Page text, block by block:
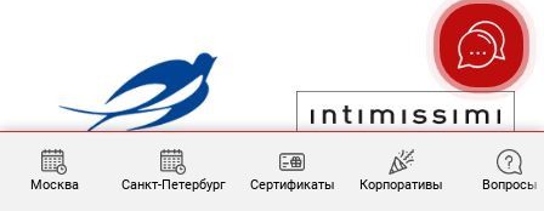
Москва Санкт-Петербург Сертификаты Корпоративы Вопросы